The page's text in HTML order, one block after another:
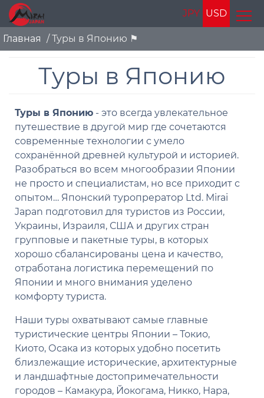
JPY USD
Главная / Туры в Японию ⚑
Туры в Японию
Туры в Японию - это всегда увлекательное
путешествие в другой мир где сочетаются
современные технологии с умело
сохранённой древней культурой и историей.
Разобраться во всем многообразии Японии
не просто и специалистам, но все приходит с
опытом… Японский туропрератор Ltd. Mirai
Japan подготовил для туристов из России,
Украины, Израиля, США и других стран
групповые и пакетные туры, в которых
хорошо сбалансированы цена и качество,
отработана логистика перемещений по
Японии и много внимания уделено
комфорту туриста.
Наши туры охватывают самые главные
туристические центры Японии – Токио,
Киото, Осака из которых удобно посетить
близлежащие исторические, архитектурные
и ландшафтные достопримечательности
городов – Камакура, Йокогама, Никко, Нара,